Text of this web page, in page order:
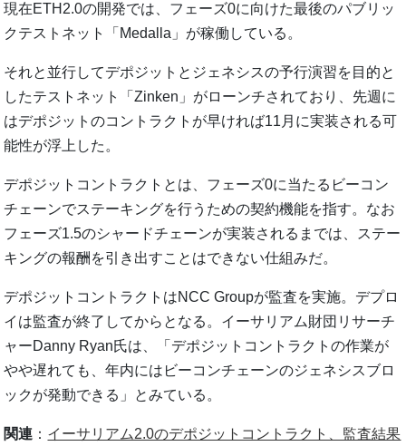
現在ETH2.0の開発では、フェーズ0に向けた最後のパブリッ
クテストネット「Medalla」が稼働している。
それと並行してデポジットとジェネシスの予行演習を目的と
したテストネット「Zinken」がローンチされており、先週に
はデポジットのコントラクトが早ければ11月に実装される可
能性が浮上した。
デポジットコントラクトとは、フェーズ0に当たるビーコン
チェーンでステーキングを行うための契約機能を指す。なお
フェーズ1.5のシャードチェーンが実装されるまでは、ステー
キングの報酬を引き出すことはできない仕組みだ。
デポジットコントラクトはNCC Groupが監査を実施。デプロ
イは監査が終了してからとなる。イーサリアム財団リサーチ
ャーDanny Ryan氏は、「デポジットコントラクトの作業が
やや遅れても、年内にはビーコンチェーンのジェネシスブロ
ックが発動できる」とみている。
関連 ： イーサリアム2.0のデポジットコントラクト、監査結果